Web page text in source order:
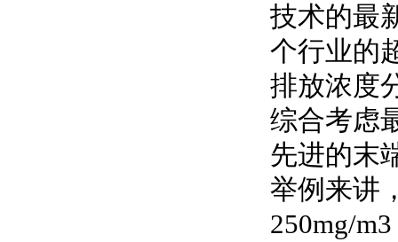
技术的最
个行业的
排放浓度
综合考虑
先进的末
举例来讲
250mg/